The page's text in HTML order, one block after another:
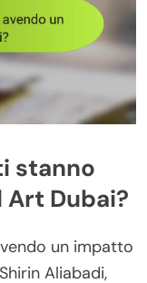
stanno
Dubai?
un impatto
Aliabadi,